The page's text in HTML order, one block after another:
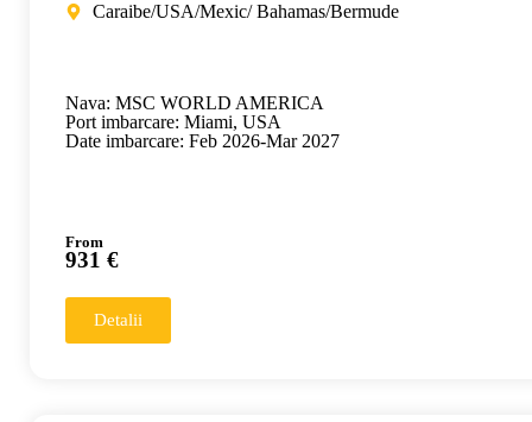
Caraibe/USA/Mexic/ Bahamas/Bermude
Nava: MSC WORLD AMERICA
Port imbarcare: Miami, USA
Date imbarcare: Feb 2026-Mar 2027
From
931 €
Detalii